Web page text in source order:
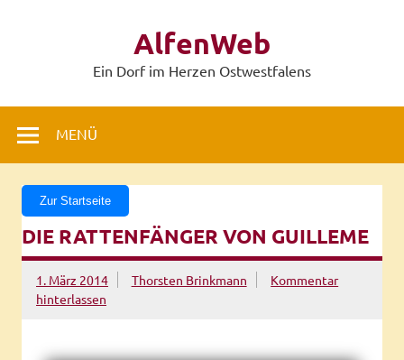
AlfenWeb
Ein Dorf im Herzen Ostwestfalens
MENÜ
Zur Startseite
DIE RATTENFÄNGER VON GUILLEME
1. März 2014 Thorsten Brinkmann
Kommentar
hinterlassen